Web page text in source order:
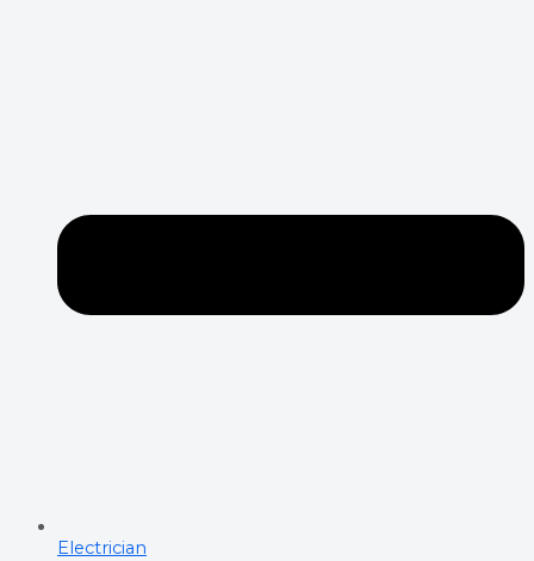
Electrician